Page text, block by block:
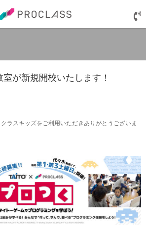
が新規開校いたします！
ラスキッズをご利用いただきありがとうございま